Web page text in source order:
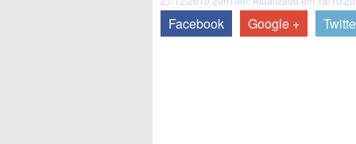
Facebook Google +